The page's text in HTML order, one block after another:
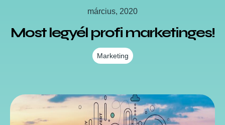
március, 2020
Most legyél profi marketinges!
Marketing